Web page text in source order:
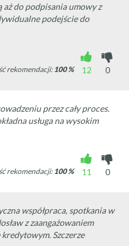
do podpisania umowy z
podejście do
12
0
rekomendacji: 100 %
przez cały proces.
usługa na wysokim
11
0
rekomendacji: 100 %
współpraca, spotkania w
z zaangażowaniem
Szczerze